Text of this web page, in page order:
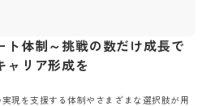
ト体制～挑戦の数だけ成長で
ャリア形成を
現を支援する体制やさまざまな選択肢が用